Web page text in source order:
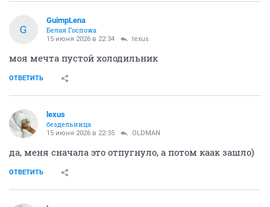
G
GuimpLena
Белая Госпожа
15 июня 2026 в 22:34 lexus
моя мечта пустой холодильник
ОТВЕТИТЬ
lexus
бездельница
15 июня 2026 в 22:35 OLDMAN
да, меня сначала это отпугнуло, а потом каак зашло)
ОТВЕТИТЬ